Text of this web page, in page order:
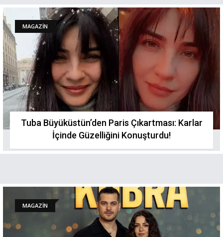
MAGAZİN
Tuba Büyüküstün’den Paris Çıkartması: Karlar
İçinde Güzelliğini Konuşturdu!
MAGAZİN